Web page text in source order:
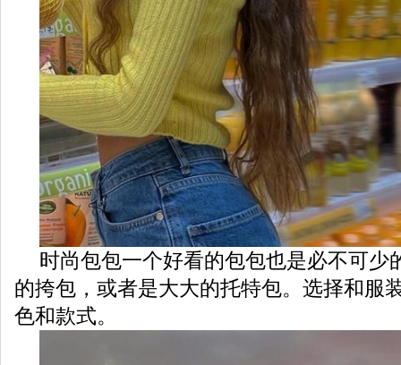
时尚包包一个好看的包包也是必不可少
的挎包，或者是大大的托特包。选择和服
色和款式。